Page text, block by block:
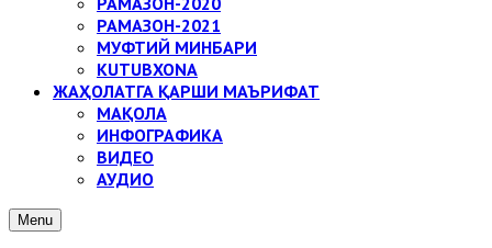
РАМАЗОН-2021
МУФТИЙ МИНБАРИ
KUTUBXONA
ЖАҲОЛАТГА ҚАРШИ МАЪРИФАТ
МАҚОЛА
ИНФОГРАФИКА
ВИДЕО
АУДИО
Menu